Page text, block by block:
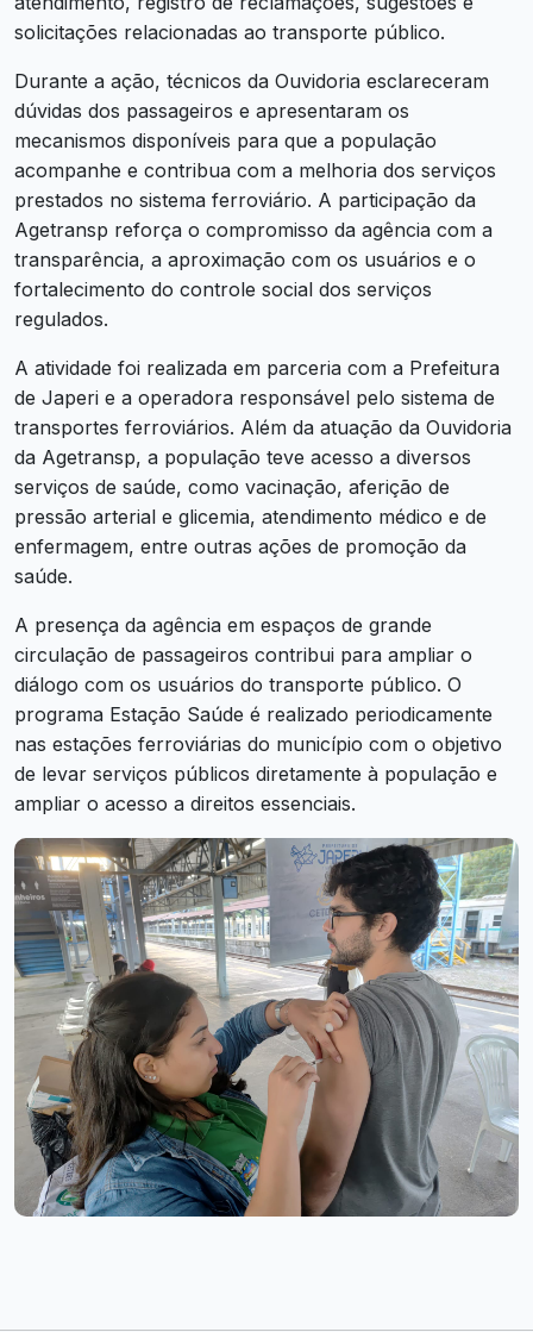
solicitações relacionadas ao transporte público.
Durante a ação, técnicos da Ouvidoria esclareceram
dúvidas dos passageiros e apresentaram os
mecanismos disponíveis para que a população
acompanhe e contribua com a melhoria dos serviços
prestados no sistema ferroviário. A participação da
Agetransp reforça o compromisso da agência com a
transparência, a aproximação com os usuários e o
fortalecimento do controle social dos serviços
regulados.
A atividade foi realizada em parceria com a Prefeitura
de Japeri e a operadora responsável pelo sistema de
transportes ferroviários. Além da atuação da Ouvidoria
da Agetransp, a população teve acesso a diversos
serviços de saúde, como vacinação, aferição de
pressão arterial e glicemia, atendimento médico e de
enfermagem, entre outras ações de promoção da
saúde.
A presença da agência em espaços de grande
circulação de passageiros contribui para ampliar o
diálogo com os usuários do transporte público. O
programa Estação Saúde é realizado periodicamente
nas estações ferroviárias do município com o objetivo
de levar serviços públicos diretamente à população e
ampliar o acesso a direitos essenciais.